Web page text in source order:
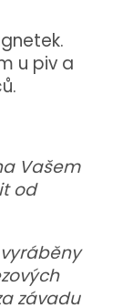
u piv a
Vašem
od
závadu